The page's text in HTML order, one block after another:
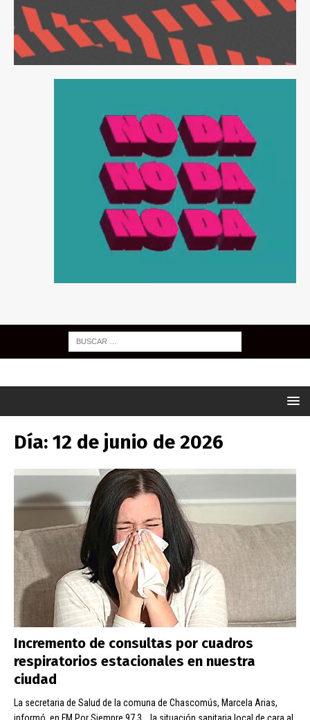
Día: 12 de junio de 2026
Incremento de consultas por cuadros
respiratorios estacionales en nuestra
ciudad
La secretaria de Salud de la comuna de Chascomús, Marcela Arias,